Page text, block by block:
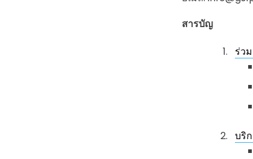
สารบัญ
ร่ว
บริ